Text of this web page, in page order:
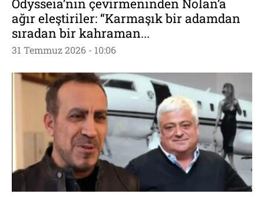
Odysseia’nın çevirmeninden Nolan’a
ağır eleştiriler: “Karmaşık bir adamdan
sıradan bir kahraman...
31 Temmuz 2026 - 10:06